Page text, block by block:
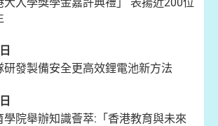
研發製備安全更高效鋰電池新方法
學院舉辦知識薈萃:「香港教育與未來